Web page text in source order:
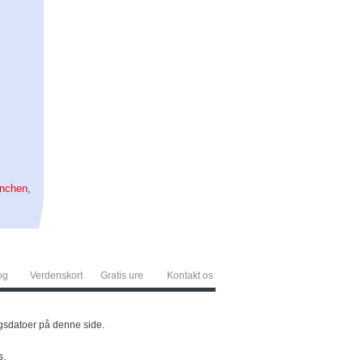
,
Verdenskort Gratis ure Kontakt os
på denne side.